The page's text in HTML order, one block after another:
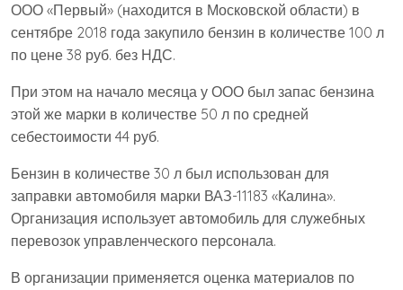
ООО «Первый» (находится в Московской области) в
сентябре 2018 года закупило бензин в количестве 100 л
по цене 38 руб. без НДС.
При этом на начало месяца у ООО был запас бензина
этой же марки в количестве 50 л по средней
себестоимости 44 руб.
Бензин в количестве 30 л был использован для
заправки автомобиля марки ВАЗ-11183 «Калина».
Организация использует автомобиль для служебных
перевозок управленческого персонала.
В организации применяется оценка материалов по